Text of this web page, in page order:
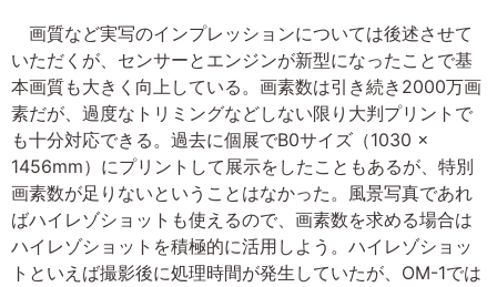
画質など実写のインプレッションについては後述させて
いただくが、センサーとエンジンが新型になったことで基
本画質も大きく向上している。画素数は引き続き2000万画
素だが、過度なトリミングなどしない限り大判プリントで
も十分対応できる。過去に個展でB0サイズ（1030 ×
1456mm）にプリントして展示をしたこともあるが、特別
画素数が足りないということはなかった。風景写真であれ
ばハイレゾショットも使えるので、画素数を求める場合は
ハイレゾショットを積極的に活用しよう。ハイレゾショッ
トといえば撮影後に処理時間が発生していたが、OM-1では